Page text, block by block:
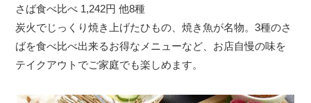
さば食べ比べ 1,242円 他8種
炭火でじっくり焼き上げたひもの、焼き魚が名物。3種のさ
ばを食べ比べ出来るお得なメニューなど、お店自慢の味を
テイクアウトでご家庭でも楽しめます。